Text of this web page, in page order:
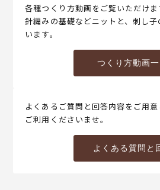
各種つくり方動画をご覧いただけ
針編みの基礎などニットと、刺し
います。
つくり方動画
よくあるご質問と回答内容をご用
ご利用くださいませ。
よくある質問と